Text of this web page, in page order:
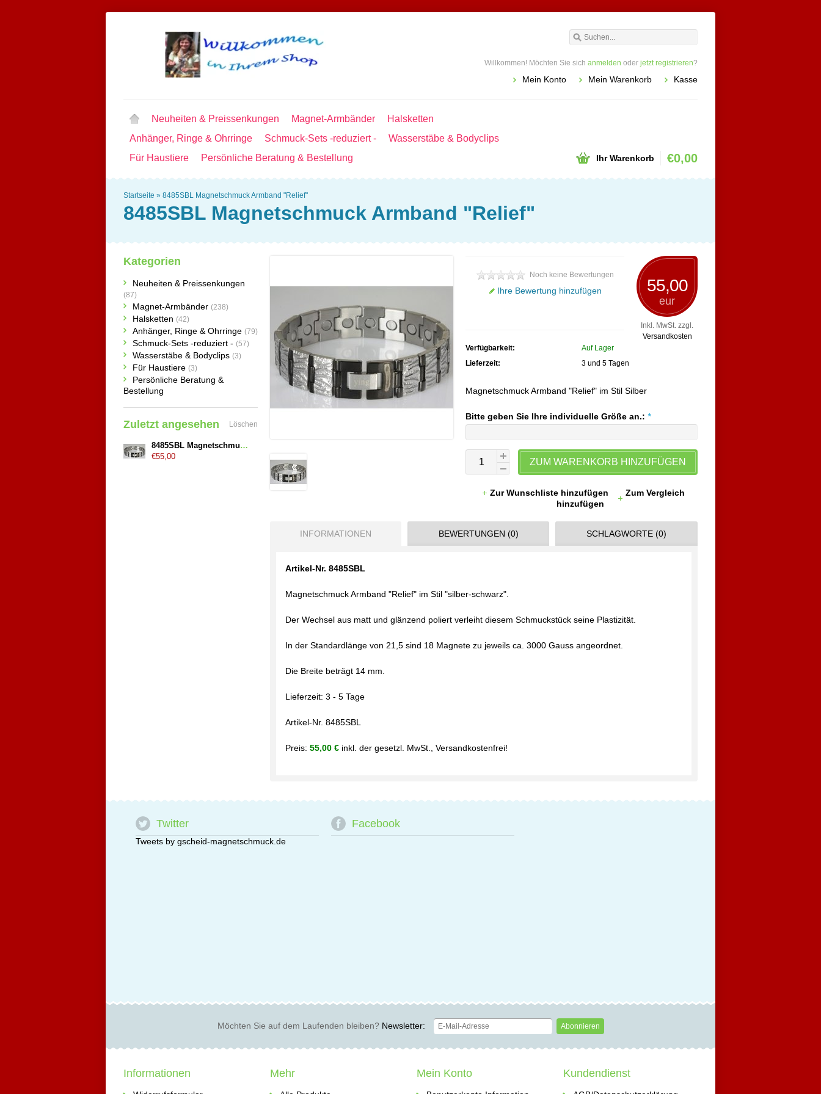
Willkommen! Möchten Sie sich anmelden oder jetzt registrieren?
Mein Konto Mein Warenkorb Kasse
Neuheiten & Preissenkungen Magnet-Armbänder
Halsketten
Anhänger, Ringe & Ohrringe
Schmuck-Sets -reduziert -
Wasserstäbe & Bodyclips
Für Haustiere
Persönliche Beratung & Bestellung Ihr Warenkorb €0,00
Startseite » 8485SBL Magnetschmuck Armband "Relief"
8485SBL Magnetschmuck Armband "Relief"
55,00
eur
Inkl. MwSt. zzgl.
Versandkosten
Noch keine Bewertungen
Ihre Bewertung hinzufügen
Verfügbarkeit:
Auf Lager
Lieferzeit:
3 und 5 Tagen
Magnetschmuck Armband "Relief" im Stil Silber
Bitte geben Sie Ihre individuelle Größe an.: *
ZUM WARENKORB HINZUFÜGEN
Zur Wunschliste hinzufügen
Zum Vergleich
hinzufügen
INFORMATIONEN BEWERTUNGEN (0) SCHLAGWORTE (0)
Artikel-Nr. 8485SBL
Magnetschmuck Armband "Relief" im Stil "silber-schwarz".
Der Wechsel aus matt und glänzend poliert verleiht diesem Schmuckstück seine Plastizität.
In der Standardlänge von 21,5 sind 18 Magnete zu jeweils ca. 3000 Gauss angeordnet.
Die Breite beträgt 14 mm.
Lieferzeit: 3 - 5 Tage
Artikel-Nr. 8485SBL
Preis: 55,00 € inkl. der gesetzl. MwSt., Versandkostenfrei!
Kategorien
Neuheiten & Preissenkungen
(87)
Magnet-Armbänder (238)
Halsketten (42)
Anhänger, Ringe & Ohrringe (79)
Schmuck-Sets -reduziert - (57)
Wasserstäbe & Bodyclips (3)
Für Haustiere (3)
Persönliche Beratung &
Bestellung
Zuletzt angesehen Löschen
8485SBL Magnetschmuck Armband "Relief"
€55,00
Twitter
Tweets by gscheid-magnetschmuck.de
Facebook
Möchten Sie auf dem Laufenden bleiben?Newsletter: Abonnieren
Informationen Mehr Mein Konto Kundendienst